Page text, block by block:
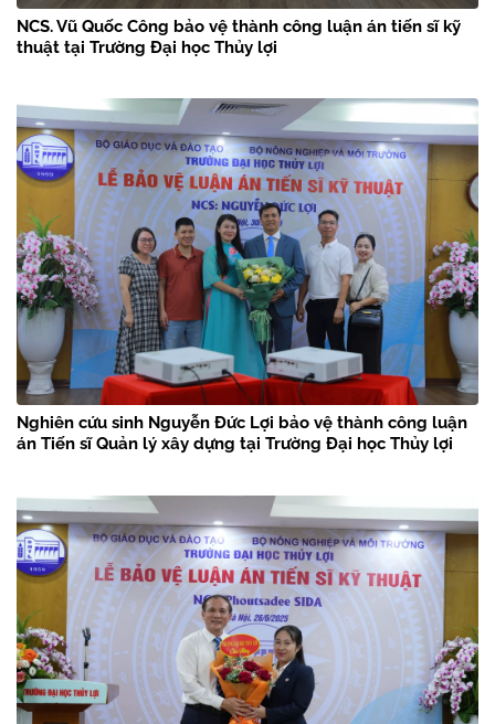
NCS. Vũ Quốc Công bảo vệ thành công luận án tiến sĩ kỹ
thuật tại Trường Đại học Thủy lợi
Nghiên cứu sinh Nguyễn Đức Lợi bảo vệ thành công luận
án Tiến sĩ Quản lý xây dựng tại Trường Đại học Thủy lợi